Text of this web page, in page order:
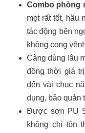
Combo phòng
mọt rất tốt, hầu
tác động bên
không cong
Càng dùng lâu
đồng thời giá
đến vài chục
dụng, bảo quản
Được sơn PU
không chỉ tôn